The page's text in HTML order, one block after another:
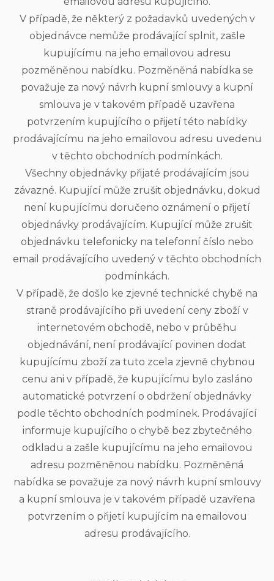
V případě, že některý z požadavků uvedených v
objednávce nemůže prodávající splnit, zašle
kupujícímu na jeho emailovou adresu
pozměněnou nabídku. Pozměněná nabídka se
považuje za nový návrh kupní smlouvy a kupní
smlouva je v takovém případě uzavřena
potvrzením kupujícího o přijetí této nabídky
prodávajícímu na jeho emailovou adresu uvedenu
v těchto obchodních podmínkách.
Všechny objednávky přijaté prodávajícím jsou
závazné. Kupující může zrušit objednávku, dokud
není kupujícímu doručeno oznámení o přijetí
objednávky prodávajícím. Kupující může zrušit
objednávku telefonicky na telefonní číslo nebo
email prodávajícího uvedený v těchto obchodních
podmínkách.
V případě, že došlo ke zjevné technické chybě na
straně prodávajícího při uvedení ceny zboží v
internetovém obchodě, nebo v průběhu
objednávání, není prodávající povinen dodat
kupujícímu zboží za tuto zcela zjevně chybnou
cenu ani v případě, že kupujícímu bylo zasláno
automatické potvrzení o obdržení objednávky
podle těchto obchodních podmínek. Prodávající
informuje kupujícího o chybě bez zbytečného
odkladu a zašle kupujícímu na jeho emailovou
adresu pozměněnou nabídku. Pozměněná
nabídka se považuje za nový návrh kupní smlouvy
a kupní smlouva je v takovém případě uzavřena
potvrzením o přijetí kupujícím na emailovou
adresu prodávajícího.